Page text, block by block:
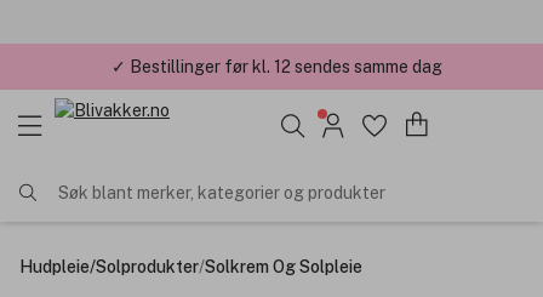
✓ Bestillinger før kl. 12 sendes samme dag
Søk blant merker, kategorier og produkter
Hudpleie/Solprodukter/Solkrem Og Solpleie